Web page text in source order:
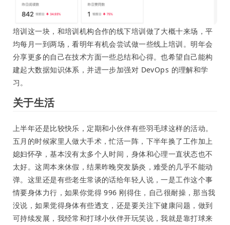
培训这一块，和培训机构合作的线下培训做了大概十来场，平
均每月一到两场，看明年有机会尝试做一些线上培训。明年会
分享更多的自己在技术方面一些总结和心得。也希望自己能构
建起大数据知识体系，并进一步加强对 DevOps 的理解和学
习。
关于生活
上半年还是比较快乐，定期和小伙伴有些羽毛球这样的活动。
五月的时候家里人做大手术，忙活一阵，下半年换了工作加上
媳妇怀孕，基本没有太多个人时间，身体和心理一直状态也不
太好。这周本来休假，结果昨晚突发肠炎，难受的几乎不能动
弹。这里还是有些老生常谈的话给年轻人说，一是工作这个事
情要身体力行，如果你觉得 996 刚得住，自己很耐操，那当我
没说，如果觉得身体有些透支，还是要关注下健康问题，做到
可持续发展，我经常和打球小伙伴开玩笑说，我就是靠打球来